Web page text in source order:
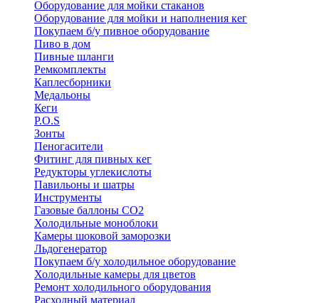
Оборудование для мойки стаканов
Оборудование для мойки и наполнения кег
Покупаем б/у пивное оборудование
Пиво в дом
Пивные шланги
Ремкомплекты
Каплесборники
Медальоны
Кеги
P.O.S
Зонты
Пеногасители
Фитинг для пивных кег
Редукторы углекислоты
Павильоны и шатры
Инструменты
Газовые баллоны CO2
Холодильные моноблоки
Камеры шоковой заморозки
Льдогенератор
Покупаем б/у холодильное оборудование
Холодильные камеры для цветов
Ремонт холодильного оборудования
Расходный материал